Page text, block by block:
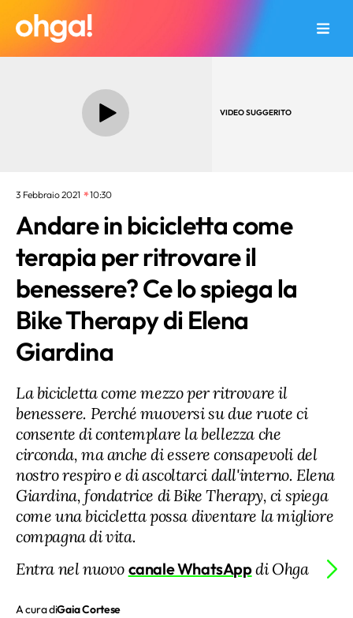
VIDEO SUGGERITO
3 Febbraio 2021 10:30
Andare in bicicletta come
terapia per ritrovare il
benessere? Ce lo spiega la
Bike Therapy di Elena
Giardina
La bicicletta come mezzo per ritrovare il
benessere. Perché muoversi su due ruote ci
consente di contemplare la bellezza che
circonda, ma anche di essere consapevoli del
nostro respiro e di ascoltarci dall'interno. Elena
Giardina, fondatrice di Bike Therapy, ci spiega
come una bicicletta possa diventare la migliore
compagna di vita.
Entra nel nuovo canale WhatsAppdi Ohga
A cura diGaia Cortese